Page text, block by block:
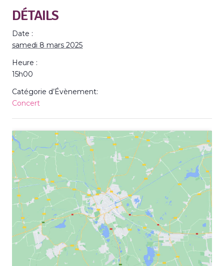
DÉTAILS
Date :
samedi 8 mars 2025
Heure :
15h00
Catégorie d’Évènement:
Concert